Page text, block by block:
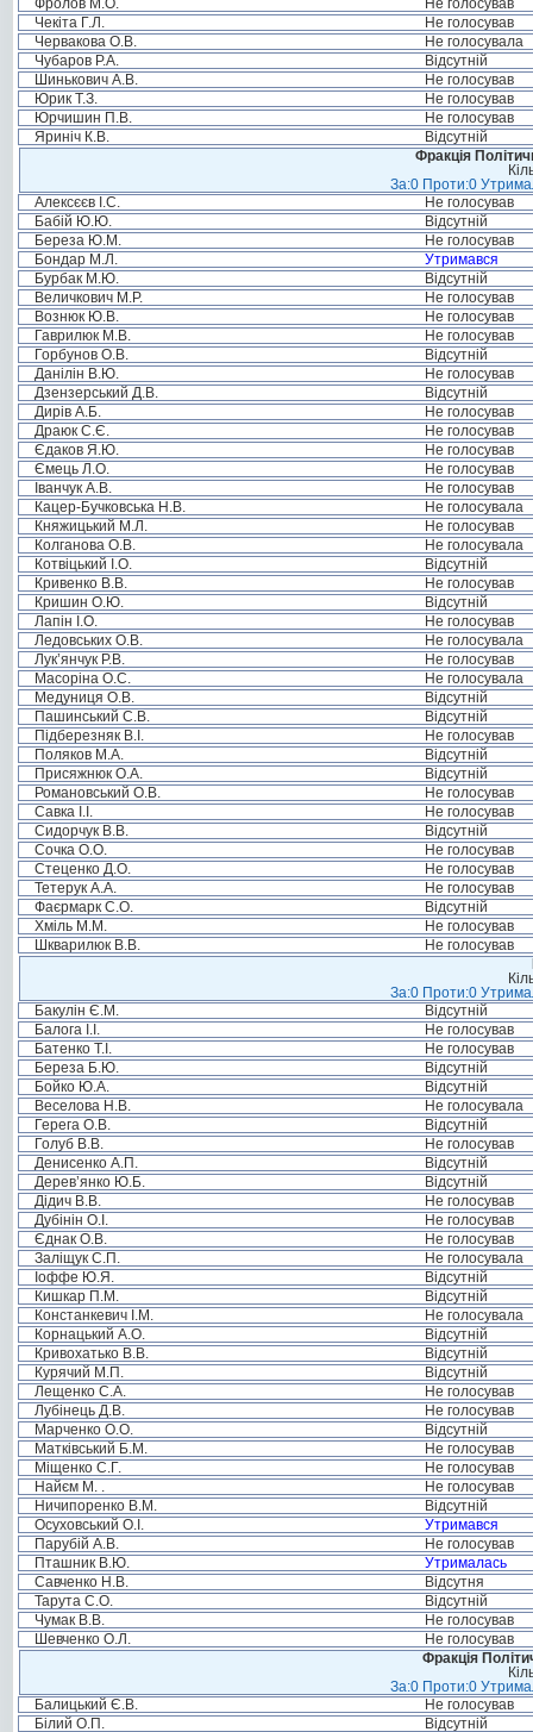
Фролов М.О.
Не голосував
Чекіта Г.Л.
Не голосував
Червакова О.В.
Не голосувала
Чубаров Р.А.
Відсутній
Шинькович А.В.
Не голосував
Юрик Т.З.
Не голосував
Юрчишин П.В.
Не голосував
Яриніч К.В.
Відсутній
Фракція
За:0 Проти:0
Алексєєв І.С.
Не голосував
Бабій Ю.Ю.
Відсутній
Береза Ю.М.
Не голосував
Бондар М.Л.
Утримався
Бурбак М.Ю.
Відсутній
Величкович М.Р.
Не голосував
Вознюк Ю.В.
Не голосував
Гаврилюк М.В.
Не голосував
Горбунов О.В.
Відсутній
Данілін В.Ю.
Не голосував
Дзензерський Д.В.
Відсутній
Дирів А.Б.
Не голосував
Драюк С.Є.
Не голосував
Єдаков Я.Ю.
Не голосував
Ємець Л.О.
Не голосував
Іванчук А.В.
Не голосував
Кацер-Бучковська Н.В.
Не голосувала
Княжицький М.Л.
Не голосував
Колганова О.В.
Не голосувала
Котвіцький І.О.
Відсутній
Кривенко В.В.
Не голосував
Кришин О.Ю.
Відсутній
Лапін І.О.
Не голосував
Ледовських О.В.
Не голосувала
Лук’янчук Р.В.
Не голосував
Масоріна О.С.
Не голосувала
Медуниця О.В.
Відсутній
Пашинський С.В.
Відсутній
Підберезняк В.І.
Не голосував
Поляков М.А.
Відсутній
Присяжнюк О.А.
Відсутній
Романовський О.В.
Не голосував
Савка І.І.
Не голосував
Сидорчук В.В.
Відсутній
Сочка О.О.
Не голосував
Стеценко Д.О.
Не голосував
Тетерук А.А.
Не голосував
Фаєрмарк С.О.
Відсутній
Хміль М.М.
Не голосував
Шкварилюк В.В.
Не голосував
За:0 Проти:0
Бакулін Є.М.
Відсутній
Балога І.І.
Не голосував
Батенко Т.І.
Не голосував
Береза Б.Ю.
Відсутній
Бойко Ю.А.
Відсутній
Веселова Н.В.
Не голосувала
Герега О.В.
Відсутній
Голуб В.В.
Не голосував
Денисенко А.П.
Відсутній
Дерев’янко Ю.Б.
Відсутній
Дідич В.В.
Не голосував
Дубінін О.І.
Не голосував
Єднак О.В.
Не голосував
Заліщук С.П.
Не голосувала
Іоффе Ю.Я.
Відсутній
Кишкар П.М.
Відсутній
Констанкевич І.М.
Не голосувала
Корнацький А.О.
Відсутній
Кривохатько В.В.
Відсутній
Курячий М.П.
Відсутній
Лещенко С.А.
Не голосував
Лубінець Д.В.
Не голосував
Марченко О.О.
Відсутній
Матківський Б.М.
Не голосував
Міщенко С.Г.
Не голосував
Найєм М. .
Не голосував
Ничипоренко В.М.
Відсутній
Осуховський О.І.
Утримався
Парубій А.В.
Не голосував
Пташник В.Ю.
Утрималась
Савченко Н.В.
Відсутня
Тарута С.О.
Відсутній
Чумак В.В.
Не голосував
Шевченко О.Л.
Не голосував
Фракція
За:0 Проти:0
Балицький Є.В.
Не голосував
Білий О.П.
Відсутній